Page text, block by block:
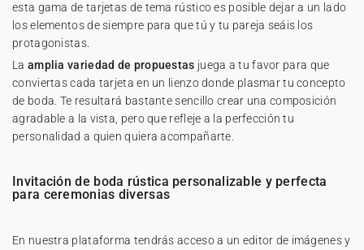
esta gama de tarjetas de tema rústico es posible dejar a un lado
los elementos de siempre para que tú y tu pareja seáis los
protagonistas.
La amplia variedad de propuestas juega a tu favor para que
conviertas cada tarjeta en un lienzo donde plasmar tu concepto
de boda. Te resultará bastante sencillo crear una composición
agradable a la vista, pero que refleje a la perfección tu
personalidad a quien quiera acompañarte.
Invitación de boda rústica personalizable y perfecta
para ceremonias diversas
En nuestra plataforma tendrás acceso a un editor de imágenes y